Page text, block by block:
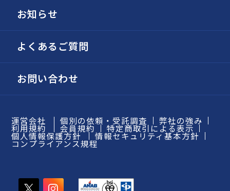
お知らせ
よくあるご質問
お問い合わせ
運営会社 個別の依頼・受託調査 弊社の強み
利用規約 会員規約 特定商取引による表示
個人情報保護方針 情報セキュリティ基本方針
コンプライアンス規程